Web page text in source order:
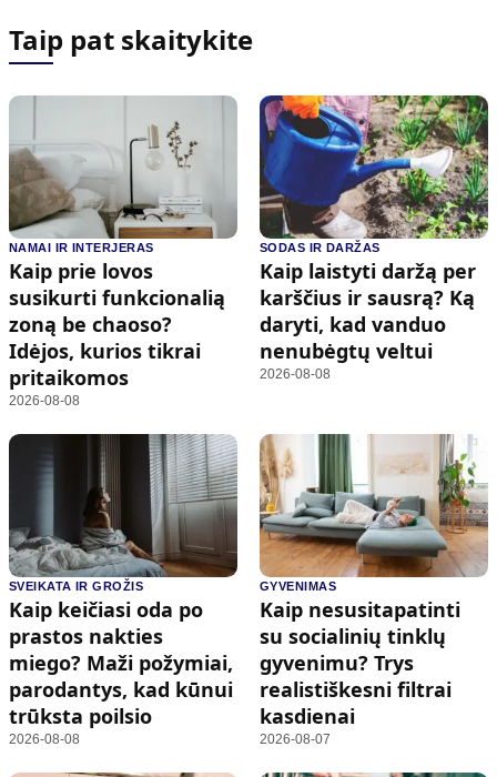
Taip pat skaitykite
NAMAI IR INTERJERAS
Kaip prie lovos
susikurti funkcionalią
zoną be chaoso?
Idėjos, kurios tikrai
pritaikomos
2026-08-08
SODAS IR DARŽAS
Kaip laistyti daržą per
karščius ir sausrą? Ką
daryti, kad vanduo
nenubėgtų veltui
2026-08-08
SVEIKATA IR GROŽIS
Kaip keičiasi oda po
prastos nakties
miego? Maži požymiai,
parodantys, kad kūnui
trūksta poilsio
2026-08-08
GYVENIMAS
Kaip nesusitapatinti
su socialinių tinklų
gyvenimu? Trys
realistiškesni filtrai
kasdienai
2026-08-07